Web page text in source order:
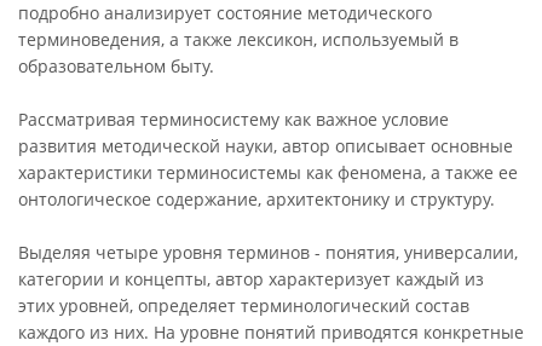
подробно анализирует состояние методического
терминоведения, а также лексикон, используемый в
образовательном быту.
Рассматривая терминосистему как важное условие
развития методической науки, автор описывает основные
характеристики терминосистемы как феномена, а также ее
онтологическое содержание, архитектонику и структуру.
Выделяя четыре уровня терминов - понятия, универсалии,
категории и концепты, автор характеризует каждый из
этих уровней, определяет терминологический состав
каждого из них. На уровне понятий приводятся конкретные